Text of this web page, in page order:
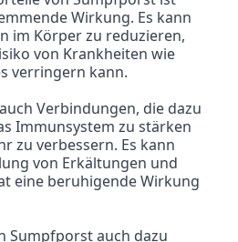
Wirkung. Es kann
im Körper zu reduzieren,
von Krankheiten wie
verringern kann.
Immunsystem zu stärken
zu verbessern. Es kann
von Erkältungen und
eine beruhigende Wirkung